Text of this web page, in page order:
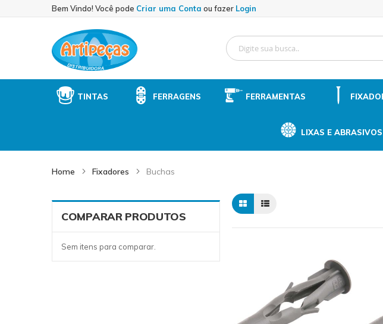
Bem Vindo! Você pode Criar uma Conta ou fazer Login
to
TINTAS FERRAGENS FERRAMENTAS
LIXAS E ABRASIVOS
Home Fixadores Buchas
COMPARAR PRODUTOS
Sem itens para comparar.